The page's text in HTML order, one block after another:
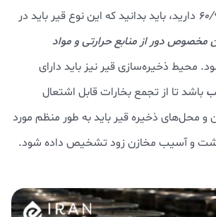
دارید، باید بدانید که این نوع قیر باید در
مخصوصدور از منابع حرارتی و مواد
محیط ذخیره‌سازی قیر نیز باید دارای
باشد تا از تجمع بخارات قابل اشتعال
محل‌های ذخیره قیر باید به طور منظم مورد
نشت و آسیب مخازن زود تشخیص داده شود.